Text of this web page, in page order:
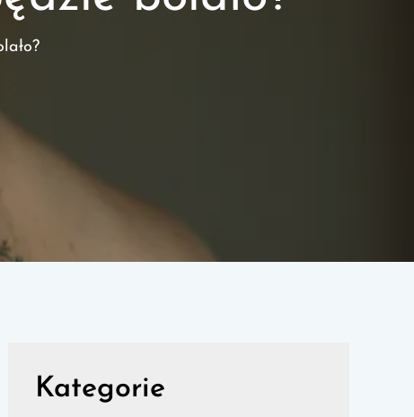
Kategorie